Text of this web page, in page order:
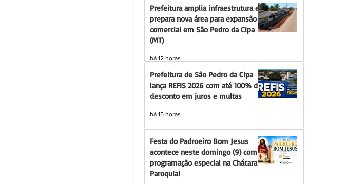
Prefeitura amplia infraestrutura e
prepara nova área para expansão
comercial em São Pedro da Cipa
(MT)
há 12 horas
Prefeitura de São Pedro da Cipa
lança REFIS 2026 com até 100% de
desconto em juros e multas
há 15 horas
Festa do Padroeiro Bom Jesus
acontece neste domingo (9) com
programação especial na Chácara
Paroquial